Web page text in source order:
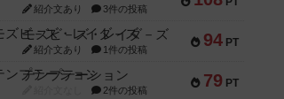
紹介文あり 3件の投稿
94 PT
モズビ－ズ・レイダ－ズ
紹介文あり 1件の投稿
79 PT
テンプテーション
2件の投稿